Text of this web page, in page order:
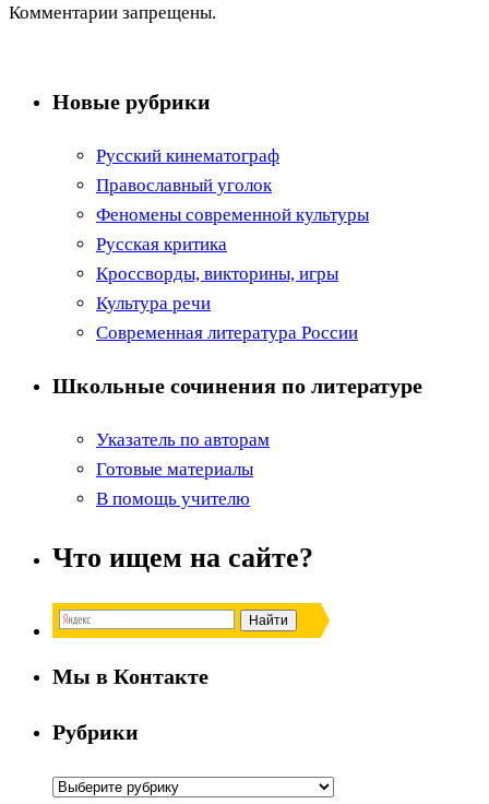
Комментарии запрещены.
Новые рубрики
Русский кинематограф
Православный уголок
Феномены современной культуры
Русская критика
Кроссворды, викторины, игры
Культура речи
Современная литература России
Школьные сочинения по литературе
Указатель по авторам
Готовые материалы
В помощь учителю
Что ищем на сайте?
Мы в Контакте
Рубрики
Рубрики